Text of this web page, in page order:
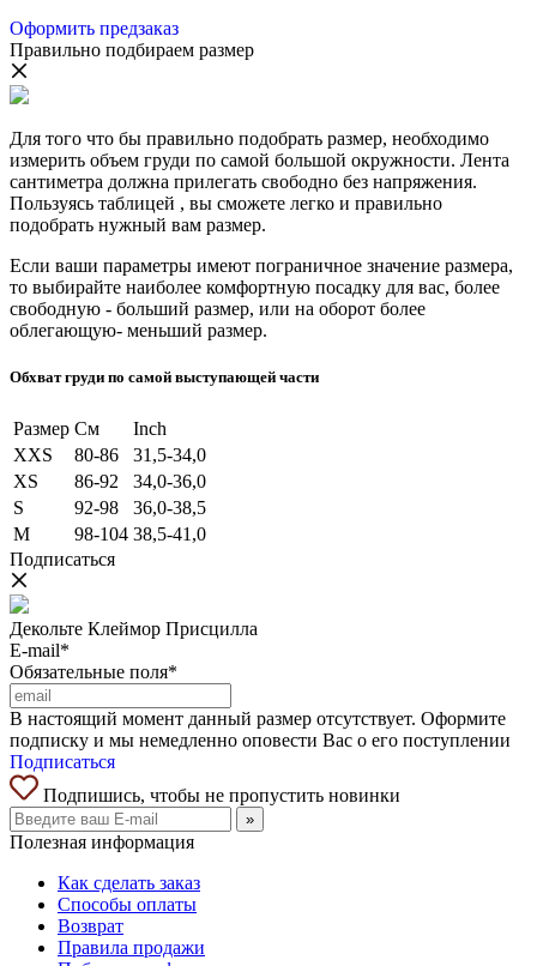
Оформить предзаказ
Правильно подбираем размер
Для того что бы правильно подобрать размер, необходимо
измерить объем груди по самой большой окружности. Лента
сантиметра должна прилегать свободно без напряжения.
Пользуясь таблицей , вы сможете легко и правильно
подобрать нужный вам размер.
Если ваши параметры имеют пограничное значение размера,
то выбирайте наиболее комфортную посадку для вас, более
свободную - больший размер, или на оборот более
облегающую- меньший размер.
Обхват груди по самой выступающей части
Размер См
Inch
XXS
80-86
31,5-34,0
XS
86-92
34,0-36,0
S
92-98
36,0-38,5
M
98-104 38,5-41,0
Подписаться
Декольте Клеймор Присцилла
E-mail*
Обязательные поля*
В настоящий момент данный размер отсутствует. Оформите
подписку и мы немедленно оповести Вас о его поступлении
Подписаться
Подпишись, чтобы не пропустить новинки
»
Полезная информация
Как сделать заказ
Способы оплаты
Возврат
Правила продажи